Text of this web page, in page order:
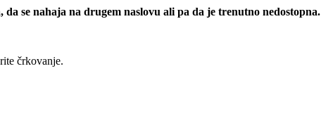
se nahaja na drugem naslovu ali pa da je trenutno nedostopna.
črkovanje.